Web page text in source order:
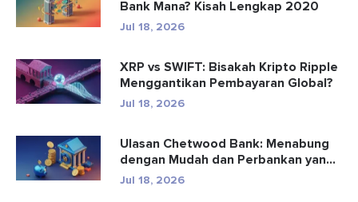
Bank Mana? Kisah Lengkap 2020
Jul 18, 2026
XRP vs SWIFT: Bisakah Kripto Ripple
Menggantikan Pembayaran Global?
Jul 18, 2026
Ulasan Chetwood Bank: Menabung
dengan Mudah dan Perbankan yang
Aman
Jul 18, 2026